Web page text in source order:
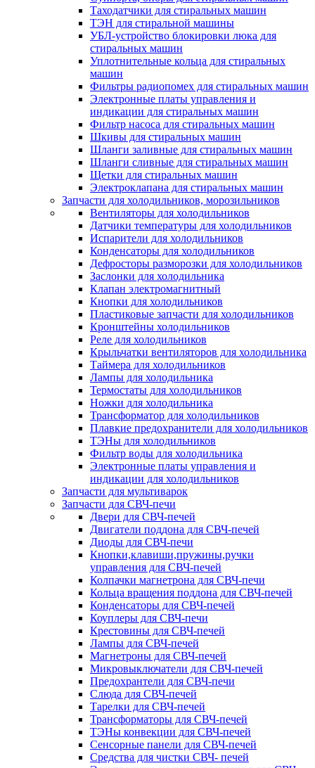
Таходатчики для стиральных машин
ТЭН для стиральной машины
УБЛ-устройство блокировки люка для
стиральных машин
Уплотнительные кольца для стиральных
машин
Фильтры радиопомех для стиральных машин
Электронные платы управления и
индикации для стиральных машин
Фильтр насоса для стиральных машин
Шкивы для стиральных машин
Шланги заливные для стиральных машин
Шланги сливные для стиральных машин
Щетки для стиральных машин
Электроклапана для стиральных машин
Запчасти для холодильников, морозильников
Вентиляторы для холодильников
Датчики температуры для холодильников
Испарители для холодильников
Конденсаторы для холодильников
Дефросторы разморозки для холодильников
Заслонки для холодильника
Клапан электромагнитный
Кнопки для холодильников
Пластиковые запчасти для холодильников
Кронштейны холодильников
Реле для холодильников
Крыльчатки вентиляторов для холодильника
Таймера для холодильников
Лампы для холодильника
Термостаты для холодильников
Ножки для холодильника
Трансформатор для холодильников
Плавкие предохранители для холодильников
ТЭНы для холодильников
Фильтр воды для холодильника
Электронные платы управления и
индикации для холодильников
Запчасти для мультиварок
Запчасти для СВЧ-печи
Двери для СВЧ-печей
Двигатели поддона для СВЧ-печей
Диоды для СВЧ-печи
Кнопки,клавиши,пружины,ручки
управления для СВЧ-печей
Колпачки магнетрона для СВЧ-печи
Кольца вращения поддона для СВЧ-печей
Конденсаторы для СВЧ-печей
Коуплеры для СВЧ-печи
Крестовины для СВЧ-печей
Лампы для СВЧ-печей
Магнетроны для СВЧ-печей
Микровыключатели для СВЧ-печей
Предохрантели для СВЧ-печи
Слюда для СВЧ-печей
Тарелки для СВЧ-печей
Трансформаторы для СВЧ-печей
ТЭНы конвекции для СВЧ-печей
Сенсорные панели для СВЧ-печей
Средства для чистки СВЧ- печей